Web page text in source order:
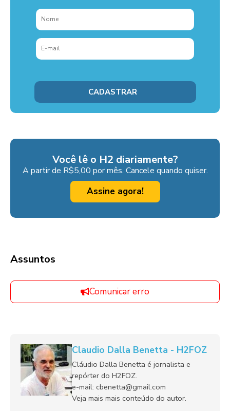
Você lê o H2 diariamente?
A partir de R$5,00 por mês. Cancele quando quiser.
Assine agora!
Assuntos
Comunicar erro
Claudio Dalla Benetta - H2FOZ
Cláudio Dalla Benetta é jornalista e
repórter do H2FOZ.
e-mail: cbenetta@gmail.com
Veja mais mais conteúdo do autor.